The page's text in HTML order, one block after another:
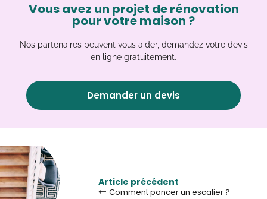
Vous avez un projet de rénovation
pour votre maison ?
Nos partenaires peuvent vous aider, demandez votre devis
en ligne gratuitement.
Demander un devis
Article précédent
Comment poncer un escalier ?